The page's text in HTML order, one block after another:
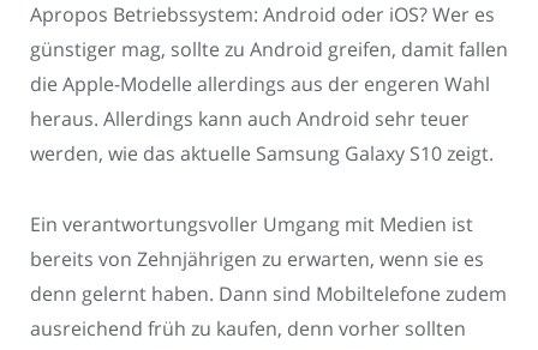
Apropos Betriebssystem: Android oder iOS? Wer es
günstiger mag, sollte zu Android greifen, damit fallen
die Apple-Modelle allerdings aus der engeren Wahl
heraus. Allerdings kann auch Android sehr teuer
werden, wie das aktuelle Samsung Galaxy S10 zeigt.
Ein verantwortungsvoller Umgang mit Medien ist
bereits von Zehnjährigen zu erwarten, wenn sie es
denn gelernt haben. Dann sind Mobiltelefone zudem
ausreichend früh zu kaufen, denn vorher sollten